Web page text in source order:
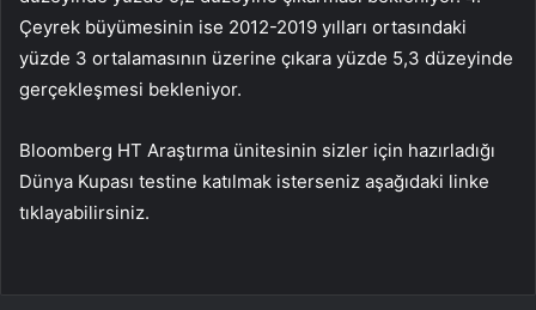
Çeyrek büyümesinin ise 2012-2019 yılları ortasındaki
yüzde 3 ortalamasının üzerine çıkara yüzde 5,3 düzeyinde
gerçekleşmesi bekleniyor.
Bloomberg HT Araştırma ünitesinin sizler için hazırladığı
Dünya Kupası testine katılmak isterseniz aşağıdaki linke
tıklayabilirsiniz.